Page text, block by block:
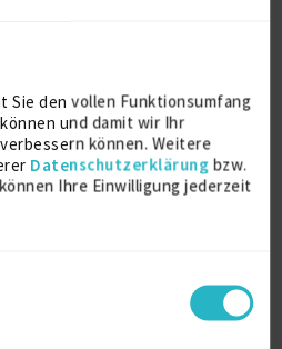
Sie den vollen Funktionsumfang
und damit wir Ihr
können. Weitere
Datenschutzerklärung bzw.
Ihre Einwilligung jederzeit
anzeigen